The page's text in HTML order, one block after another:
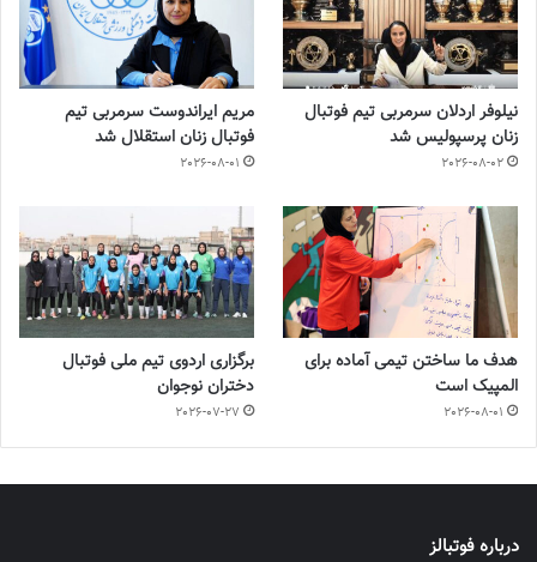
نیلوفر اردلان سرمربی تیم فوتبال
زنان پرسپولیس شد
2026-08-02
مریم ایراندوست سرمربی تیم
فوتبال زنان استقلال شد
2026-08-01
هدف ما ساختن تیمی آماده برای
المپیک است
2026-08-01
برگزاری اردوی تیم ملی فوتبال
دختران نوجوان
2026-07-27
درباره فوتبالز